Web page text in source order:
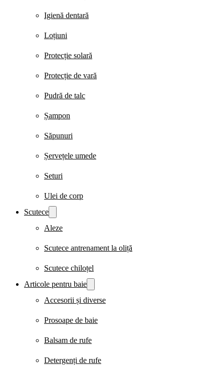
Igienă dentară
Loțiuni
Protecție solară
Protecție de vară
Pudră de talc
Șampon
Săpunuri
Șervețele umede
Seturi
Ulei de corp
Scutece
Aleze
Scutece antrenament la oliță
Scutece chiloțel
Articole pentru baie
Accesorii și diverse
Prosoape de baie
Balsam de rufe
Detergenți de rufe